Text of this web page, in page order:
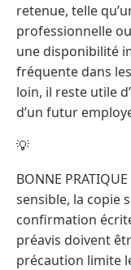
retenue, telle
professionnelle
une disponibilité
fréquente dans
loin, il reste utile
d’un futur
💡
BONNE
sensible, la copie
confirmation
préavis doivent
précaution limite